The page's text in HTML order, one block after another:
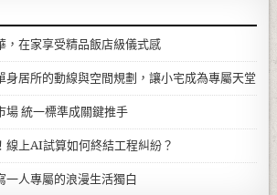
，在家享受精品飯店級儀式感
身居所的動線與空間規劃，讓小宅成為專屬天堂
場 統一標準成關鍵推手
線上AI試算如何終結工程糾紛？
一人專屬的浪漫生活獨白